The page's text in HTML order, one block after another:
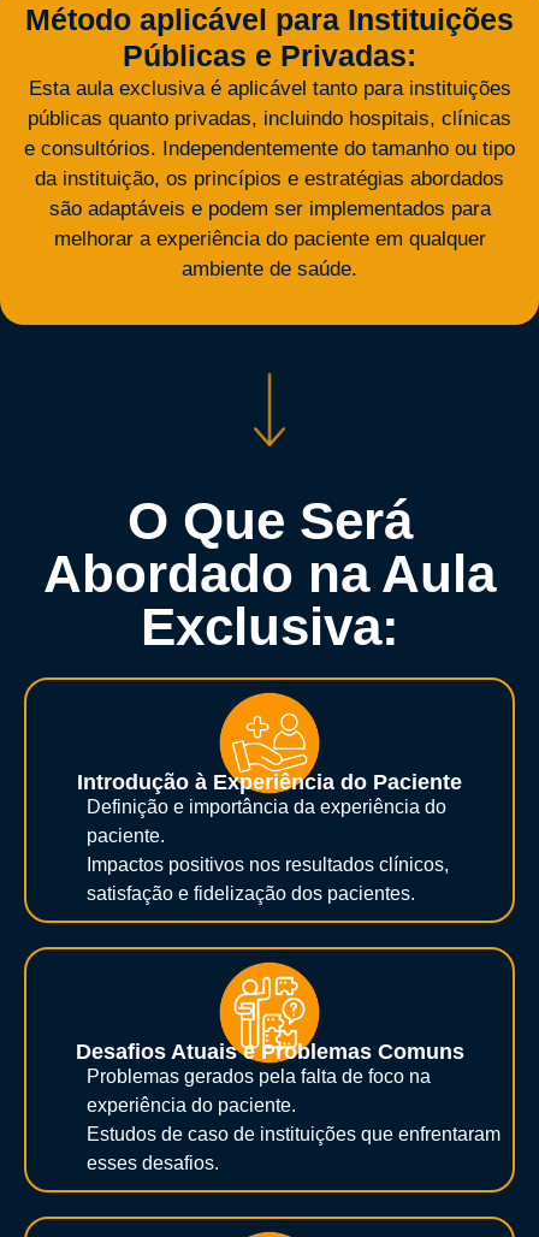
Método aplicável para Instituições
Públicas e Privadas:
Esta aula exclusiva é aplicável tanto para instituições
públicas quanto privadas, incluindo hospitais, clínicas
e consultórios. Independentemente do tamanho ou tipo
da instituição, os princípios e estratégias abordados
são adaptáveis e podem ser implementados para
melhorar a experiência do paciente em qualquer
ambiente de saúde.
O Que Será
Abordado na Aula
Exclusiva:
Introdução à Experiência do Paciente
Definição e importância da experiência do
paciente.
Impactos positivos nos resultados clínicos,
satisfação e fidelização dos pacientes.
Desafios Atuais e Problemas Comuns
Problemas gerados pela falta de foco na
experiência do paciente.
Estudos de caso de instituições que enfrentaram
esses desafios.